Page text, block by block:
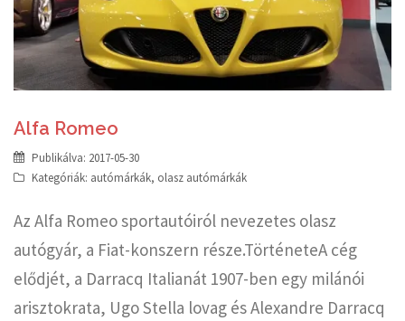
Alfa Romeo
Publikálva: 2017-05-30
Kategóriák: autómárkák, olasz autómárkák
Az Alfa Romeo sportautóiról nevezetes olasz
autógyár, a Fiat-konszern része.TörténeteA cég
elődjét, a Darracq Italianát 1907-ben egy milánói
arisztokrata, Ugo Stella lovag és Alexandre Darracq